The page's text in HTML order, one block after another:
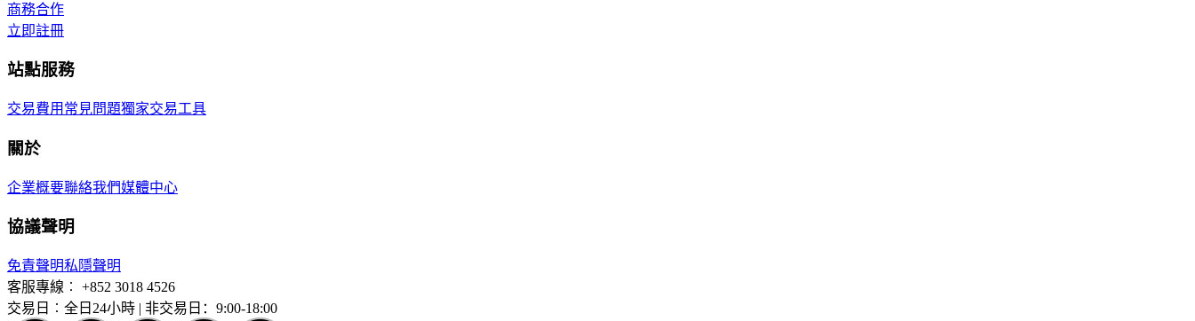
商務合作
立即註冊
站點服務
交易費用 常見問題獨家交易工具
關於
企業概要聯絡我們媒體中心
協議聲明
免責聲明私隱聲明
客服專線︰ +852 3018 4526
交易日︰全日24小時 | 非交易日：9:00-18:00